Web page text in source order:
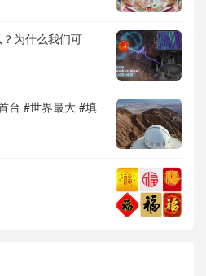
为什么我们可
台 #世界最大 #填